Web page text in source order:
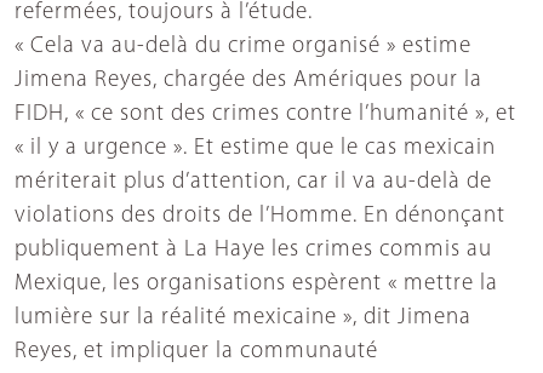
refermées, toujours à l’étude.
« Cela va au-delà du crime organisé » estime
Jimena Reyes, chargée des Amériques pour la
FIDH, « ce sont des crimes contre l’humanité », et
« il y a urgence ». Et estime que le cas mexicain
mériterait plus d’attention, car il va au-delà de
violations des droits de l’Homme. En dénonçant
publiquement à La Haye les crimes commis au
Mexique, les organisations espèrent « mettre la
lumière sur la réalité mexicaine », dit Jimena
Reyes, et impliquer la communauté